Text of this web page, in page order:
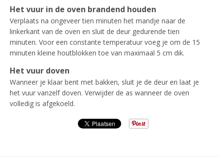
Het vuur in de oven brandend houden
Verplaats na ongeveer tien minuten het mandje naar de
linkerkant van de oven en sluit de deur gedurende tien
minuten. Voor een constante temperatuur voeg je om de 15
minuten kleine houtblokken toe van maximaal 5 cm dik.
Het vuur doven
Wanneer je klaar bent met bakken, sluit je de deur en laat je
het vuur vanzelf doven. Verwijder de as wanneer de oven
volledig is afgekoeld.